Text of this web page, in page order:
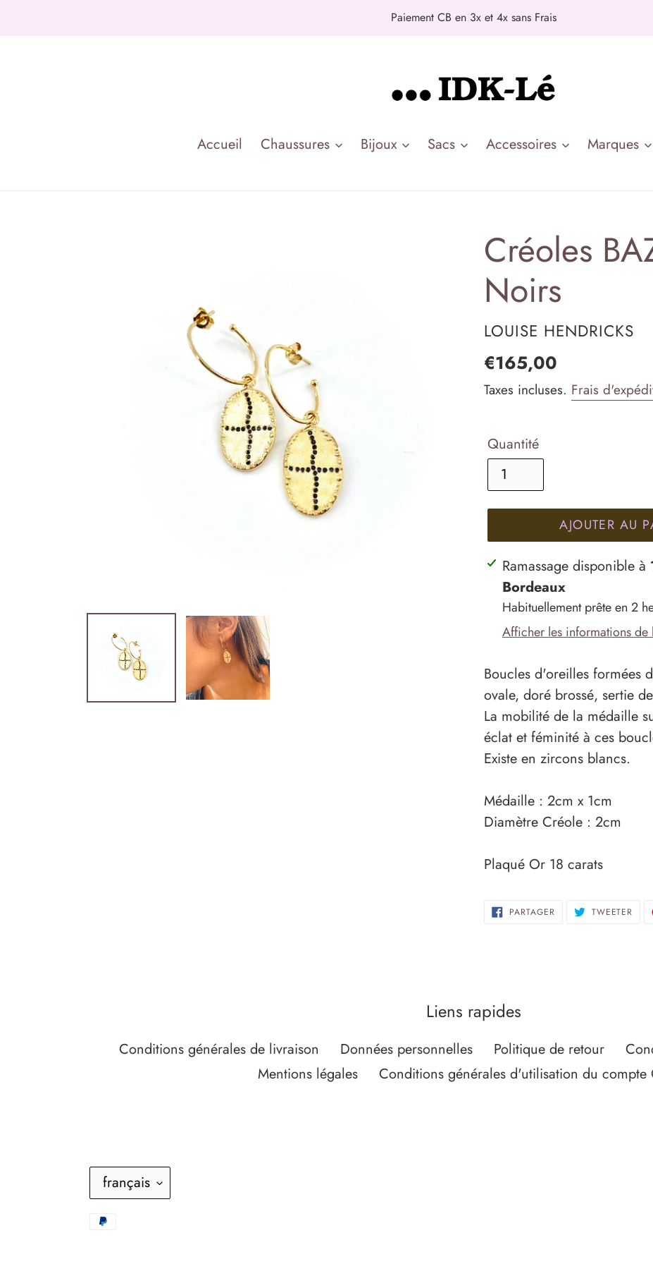
Paiement CB en 3x et 4x sans Frais
Accueil Chaussures Bijoux Sacs Accessoires Marques
Créoles
Noirs
DISTRIBUTEUR
LOUISE HENDRICKS
Prix
normal
€165,00
Taxes incluses. Frais
Quantité
AJOUTER AU
Ajout
d'un
produit
panier
Ramassage disponible à
Bordeaux
Habituellement prête en 2
Afficher les informations de
Boucles d'oreilles formées
ovale, doré brossé, sertie
La mobilité de la médaille
éclat et féminité à ces
Existe en zircons blancs.
Médaille : 2cm x 1cm
Diamètre Créole : 2cm
Plaqué Or 18 carats
PARTAGER PARTAGER
SUR TWEETER
Liens rapides
Conditions générales de livraison Données personnelles Politique de retour
Mentions légales
Conditions générales d'utilisation du compte
L
A
N
français
Moyens